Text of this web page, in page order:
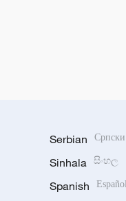
Serbian Српски
Sinhala සිංහල
Spanish Español